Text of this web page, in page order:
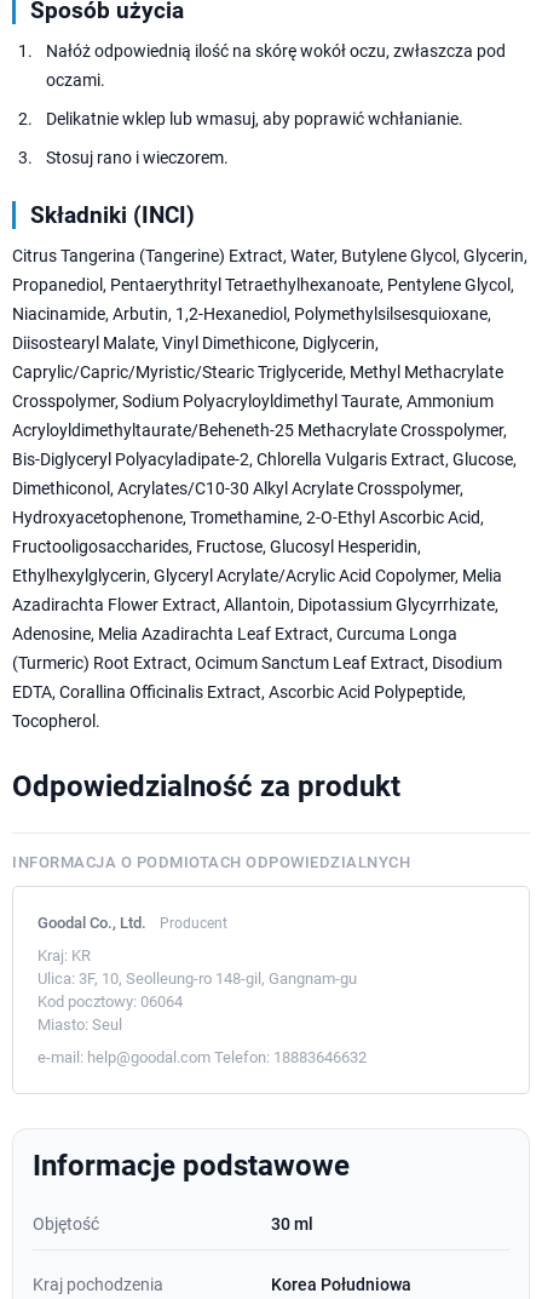
Sposób użycia
Nałóż odpowiednią ilość na skórę wokół oczu, zwłaszcza pod
oczami.
Delikatnie wklep lub wmasuj, aby poprawić wchłanianie.
Stosuj rano i wieczorem.
Składniki (INCI)
Citrus Tangerina (Tangerine) Extract, Water, Butylene Glycol, Glycerin,
Propanediol, Pentaerythrityl Tetraethylhexanoate, Pentylene Glycol,
Niacinamide, Arbutin, 1,2-Hexanediol, Polymethylsilsesquioxane,
Diisostearyl Malate, Vinyl Dimethicone, Diglycerin,
Caprylic/Capric/Myristic/Stearic Triglyceride, Methyl Methacrylate
Crosspolymer, Sodium Polyacryloyldimethyl Taurate, Ammonium
Acryloyldimethyltaurate/Beheneth-25 Methacrylate Crosspolymer,
Bis-Diglyceryl Polyacyladipate-2, Chlorella Vulgaris Extract, Glucose,
Dimethiconol, Acrylates/C10-30 Alkyl Acrylate Crosspolymer,
Hydroxyacetophenone, Tromethamine, 2-O-Ethyl Ascorbic Acid,
Fructooligosaccharides, Fructose, Glucosyl Hesperidin,
Ethylhexylglycerin, Glyceryl Acrylate/Acrylic Acid Copolymer, Melia
Azadirachta Flower Extract, Allantoin, Dipotassium Glycyrrhizate,
Adenosine, Melia Azadirachta Leaf Extract, Curcuma Longa
(Turmeric) Root Extract, Ocimum Sanctum Leaf Extract, Disodium
EDTA, Corallina Officinalis Extract, Ascorbic Acid Polypeptide,
Tocopherol.
Odpowiedzialność za produkt
INFORMACJA O PODMIOTACH ODPOWIEDZIALNYCH
Goodal Co., Ltd. Producent
Kraj: KR
Ulica: 3F, 10, Seolleung-ro 148-gil, Gangnam-gu
Kod pocztowy: 06064
Miasto: Seul
e-mail: help@goodal.com Telefon: 18883646632
Informacje podstawowe
Objętość 30 ml
Kraj pochodzenia Korea Południowa